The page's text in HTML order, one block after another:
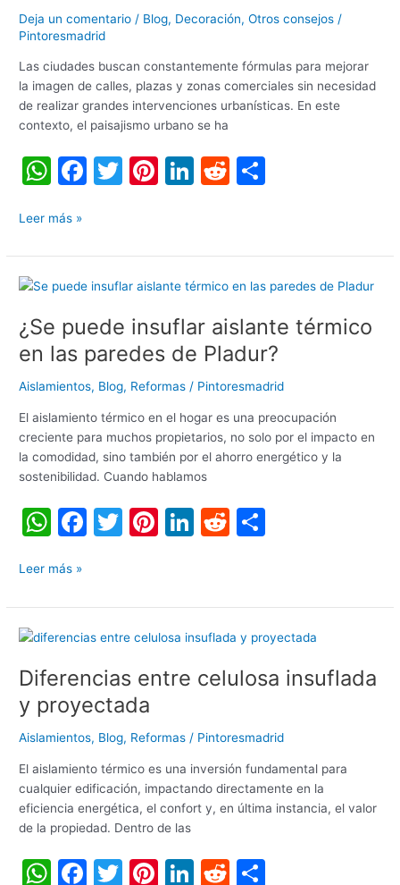
Deja un comentario / Blog, Decoración,Otros consejos /
Pintoresmadrid
Las ciudades buscan constantemente fórmulas para mejorar
la imagen de calles, plazas y zonas comerciales sin necesidad
de realizar grandes intervenciones urbanísticas. En este
contexto, el paisajismo urbano se ha
W
at
s
A
p
p
F
e
b
o
o
k
T
er
Pi
e
st
Li
e
dI
n
R
di
t
p
ar
tir
de
espacios
urbanos
Leer más »
¿Se puede insuflar aislante térmico
en las paredes de Pladur?
Aislamientos, Blog, Reformas / Pintoresmadrid
El aislamiento térmico en el hogar es una preocupación
creciente para muchos propietarios, no solo por el impacto en
la comodidad, sino también por el ahorro energético y la
sostenibilidad. Cuando hablamos
W
at
s
A
p
p
F
e
b
o
o
k
T
er
Pi
e
st
Li
e
dI
n
R
di
t
p
ar
tir
¿Se
insuflar
aislante
térmico
en
paredes
de
Pladur?
Leer más »
Diferencias entre celulosa insuflada
y proyectada
Aislamientos, Blog, Reformas / Pintoresmadrid
El aislamiento térmico es una inversión fundamental para
cualquier edificación, impactando directamente en la
eficiencia energética, el confort y, en última instancia, el valor
de la propiedad. Dentro de las
W F
T
Pi Li R
Diferencias
celulosa
y
proyectada